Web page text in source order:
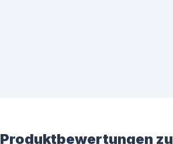
Produktbewertungen zu